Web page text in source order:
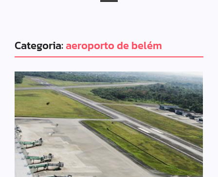
Categoria:aeroporto de belém